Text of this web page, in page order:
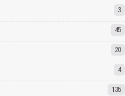
3
45
20
4
135